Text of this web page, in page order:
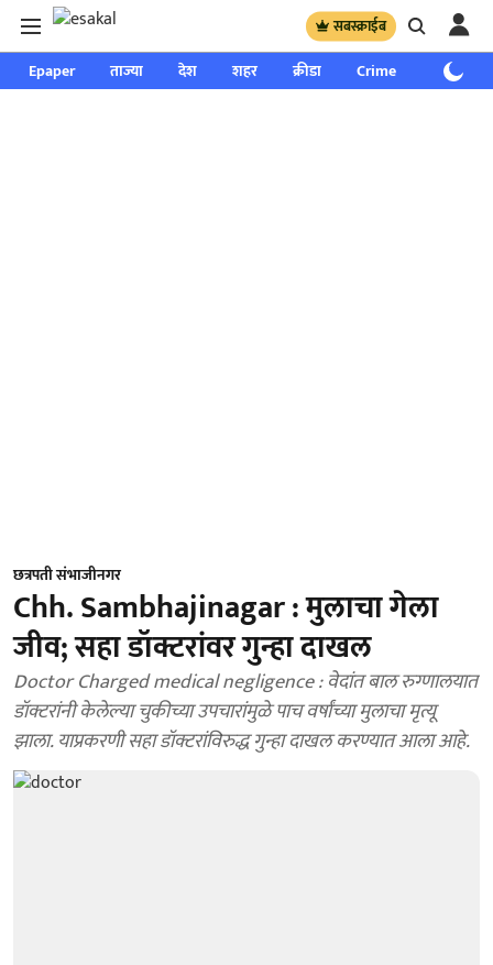
सबस्क्राईब
Epaper ताज्या देश शहर क्रीडा Crime साप्ताहिक
छत्रपती संभाजीनगर
Chh. Sambhajinagar : मुलाचा गेला
जीव; सहा डॉक्टरांवर गुन्हा दाखल
Doctor Charged medical negligence : वेदांत बाल रुग्णालयात
डॉक्टरांनी केलेल्या चुकीच्या उपचारांमुळे पाच वर्षांच्या मुलाचा मृत्यू
झाला. याप्रकरणी सहा डॉक्टरांविरुद्ध गुन्हा दाखल करण्यात आला आहे.